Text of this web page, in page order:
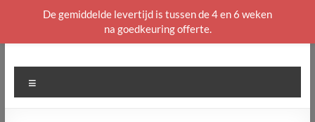
naar
De gemiddelde levertijd is tussen de 4 en 6 weken
na goedkeuring offerte.